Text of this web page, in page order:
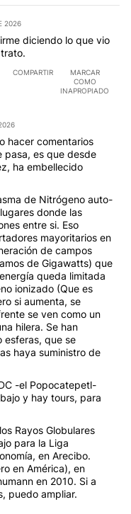
2026
diciendo lo que vio
COMPARTIR
MARCAR
COMO
INAPROPIADO
hacer comentarios
pasa, es que desde
ha embellecido
de Nitrógeno auto-
donde las
entre si. Eso
mayoritarios en
de campos
de Gigawatts) que
queda limitada
ionizado (Que es
si aumenta, se
se ven como un
hilera. Se han
esferas, que se
haya suministro de
-el Popocatepetl-
y hay tours, para
Rayos Globulares
para la Liga
en Arecibo.
en América), en
en 2010. Si a
puedo ampliar.